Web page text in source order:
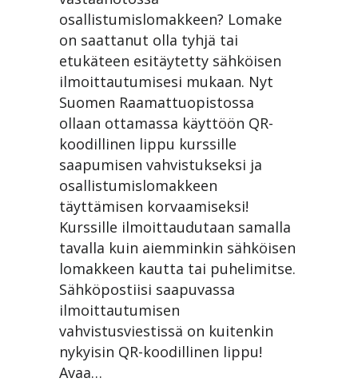
osallistumislomakkeen? Lomake
on saattanut olla tyhjä tai
etukäteen esitäytetty sähköisen
ilmoittautumisesi mukaan. Nyt
Suomen Raamattuopistossa
ollaan ottamassa käyttöön QR-
koodillinen lippu kurssille
saapumisen vahvistukseksi ja
osallistumislomakkeen
täyttämisen korvaamiseksi!
Kurssille ilmoittaudutaan samalla
tavalla kuin aiemminkin sähköisen
lomakkeen kautta tai puhelimitse.
Sähköpostiisi saapuvassa
ilmoittautumisen
vahvistusviestissä on kuitenkin
nykyisin QR-koodillinen lippu!
Avaa…